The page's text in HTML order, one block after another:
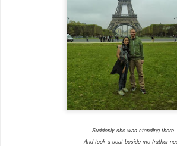
Suddenly she was standing there
And took a seat beside me (rather